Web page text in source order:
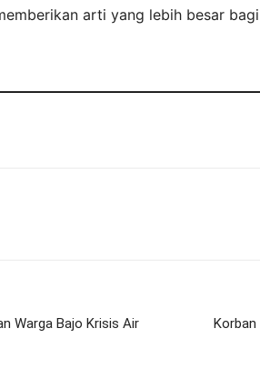
arti yang lebih besar
Warga Bajo Krisis Air
Korban